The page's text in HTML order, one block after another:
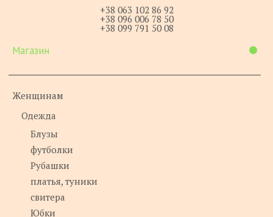
+38 063 102 86 92
+38 096 006 78 50
+38 099 791 50 08
Магазин
Женщинам
Одежда
Блузы
футболки
Рубашки
платья, туники
свитера
Юбки